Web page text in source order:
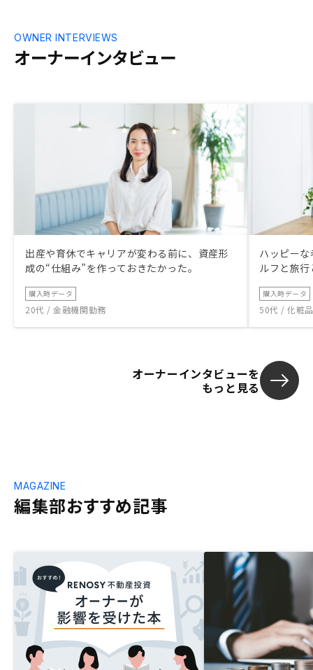
オーナーインタビュー
OWNER INTERVIEWS
出産や育休でキャリアが変わる前に、資産形
成の“仕組み”を作っておきたかった。
購入時データ
20代 / 金融機関勤務
ハッピー
ルフと旅
購入時データ
50代 / 化粧
オーナーインタビューを
もっと見る
編集部おすすめ記事
MAGAZINE